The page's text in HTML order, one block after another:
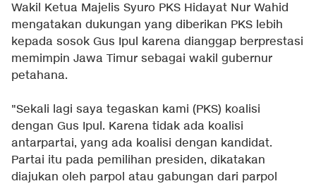
Wakil Ketua Majelis Syuro PKS Hidayat Nur Wahid
mengatakan dukungan yang diberikan PKS lebih
kepada sosok Gus Ipul karena dianggap berprestasi
memimpin Jawa Timur sebagai wakil gubernur
petahana.
"Sekali lagi saya tegaskan kami (PKS) koalisi
dengan Gus Ipul. Karena tidak ada koalisi
antarpartai, yang ada koalisi dengan kandidat.
Partai itu pada pemilihan presiden, dikatakan
diajukan oleh parpol atau gabungan dari parpol